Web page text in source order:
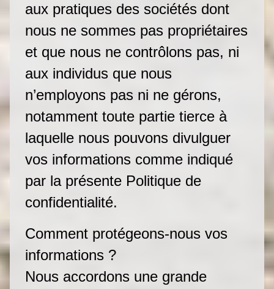
aux pratiques des sociétés dont
nous ne sommes pas propriétaires
et que nous ne contrôlons pas, ni
aux individus que nous
n’employons pas ni ne gérons,
notamment toute partie tierce à
laquelle nous pouvons divulguer
vos informations comme indiqué
par la présente Politique de
confidentialité.
Comment protégeons-nous vos
informations ?
Nous accordons une grande